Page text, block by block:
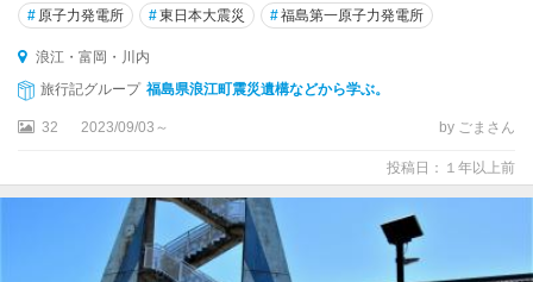
# 原子力発電所 #東日本大震災 #福島第一原子力発電所
浪江・富岡・川内
旅行記グループ 福島県浪江町震災遺構などから学ぶ。
32 2023/09/03～ by ごまさん
投稿日：１年以上前